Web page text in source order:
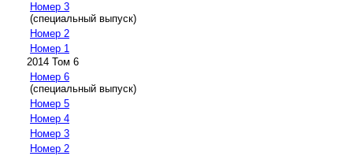
Номер 3
(специальный выпуск)
Номер 2
Номер 1
2014 Том 6
Номер 6
(специальный выпуск)
Номер 5
Номер 4
Номер 3
Номер 2